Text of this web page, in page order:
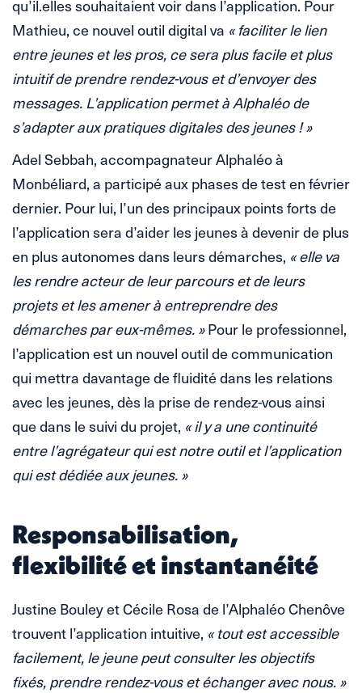
qu’il.elles souhaitaient voir dans l’application. Pour
Mathieu, ce nouvel outil digital va « faciliter le lien
entre jeunes et les pros, ce sera plus facile et plus
intuitif de prendre rendez-vous et d’envoyer des
messages. L’application permet à Alphaléo de
s’adapter aux pratiques digitales des jeunes ! »
Adel Sebbah, accompagnateur Alphaléo à
Monbéliard, a participé aux phases de test en février
dernier. Pour lui, l’un des principaux points forts de
l’application sera d’aider les jeunes à devenir de plus
en plus autonomes dans leurs démarches, « elle va
les rendre acteur de leur parcours et de leurs
projets et les amener à entreprendre des
démarches par eux-mêmes. »Pour le professionnel,
l’application est un nouvel outil de communication
qui mettra davantage de fluidité dans les relations
avec les jeunes, dès la prise de rendez-vous ainsi
que dans le suivi du projet, « il y a une continuité
entre l’agrégateur qui est notre outil et l’application
qui est dédiée aux jeunes. »
Responsabilisation,
flexibilité et instantanéité
Justine Bouley et Cécile Rosa de l’Alphaléo Chenôve
trouvent l’application intuitive, « tout est accessible
facilement, le jeune peut consulter les objectifs
fixés, prendre rendez-vous et échanger avec nous. »